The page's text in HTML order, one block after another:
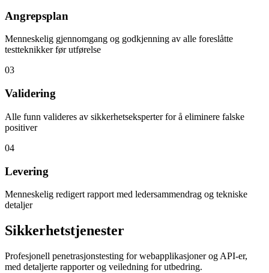
Angrepsplan
Menneskelig gjennomgang og godkjenning av alle foreslåtte
testteknikker før utførelse
03
Validering
Alle funn valideres av sikkerhetseksperter for å eliminere falske
positiver
04
Levering
Menneskelig redigert rapport med ledersammendrag og tekniske
detaljer
Sikkerhetstjenester
Profesjonell penetrasjonstesting for webapplikasjoner og API-er,
med detaljerte rapporter og veiledning for utbedring.